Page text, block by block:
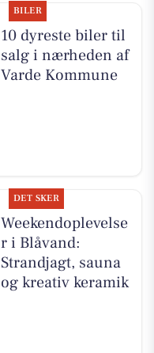
BILER
10 dyreste biler til
salg i nærheden af
Varde Kommune
DET SKER
Weekendoplevelse
r i Blåvand:
Strandjagt, sauna
og kreativ keramik